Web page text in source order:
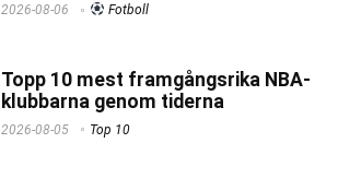
2026-08-06 Fotboll
Topp 10 mest framgångsrika NBA-
klubbarna genom tiderna
2026-08-05 Top 10